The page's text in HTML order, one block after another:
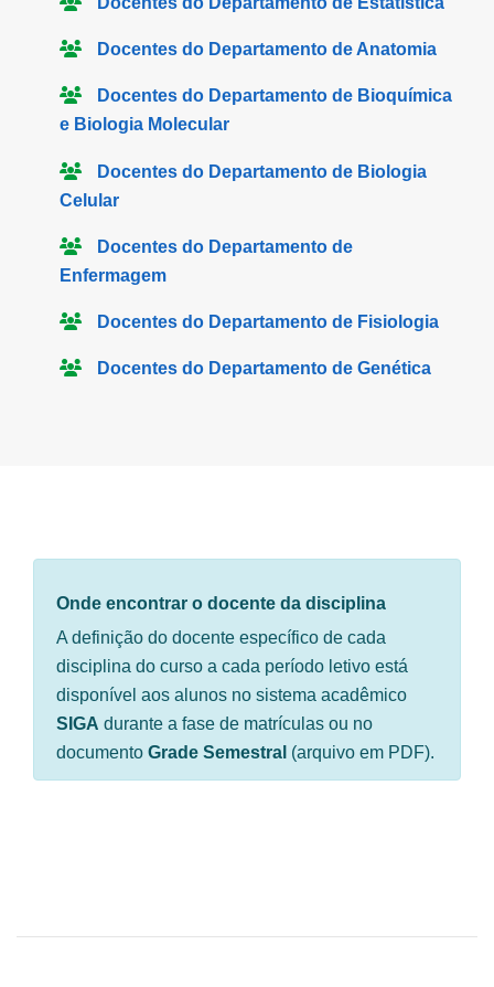
Docentes do Departamento de Anatomia
Docentes do Departamento de Bioquímica
e Biologia Molecular
Docentes do Departamento de Biologia
Celular
Docentes do Departamento de
Enfermagem
Docentes do Departamento de Fisiologia
Docentes do Departamento de Genética
Onde encontrar o docente da disciplina
A definição do docente específico de cada
disciplina do curso a cada período letivo está
disponível aos alunos no sistema acadêmico
SIGA durante a fase de matrículas ou no
documentoGrade Semestral (arquivo em PDF).